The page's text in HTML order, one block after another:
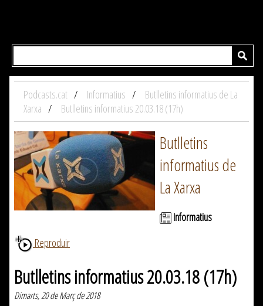
Podcasts.cat Informatius
Butlletins informatius de La
Xarxa
Butlletins informatius 20.03.18 (17h)
Butlletins
informatius de
La Xarxa
Informatius
Reproduir
Butlletins informatius 20.03.18 (17h)
Dimarts, 20 de Març de 2018